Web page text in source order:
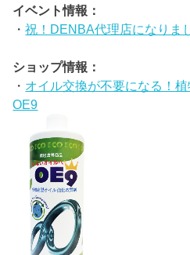
イベント情報：
・祝！DENBA代理店になりま
ショップ情報：
・ オイル交換が不要になる！
OE9